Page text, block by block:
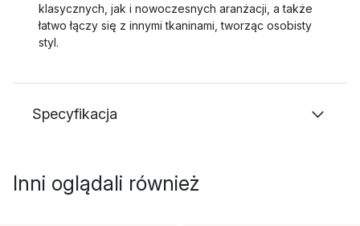
klasycznych, jak i nowoczesnych aranżacji, a także
łatwo łączy się z innymi tkaninami, tworząc osobisty
styl.
Specyfikacja
Inni oglądali również